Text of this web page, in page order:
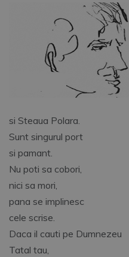
si Steaua Polara.
Sunt singurul port
si pamant.
Nu poti sa cobori,
nici sa mori,
pana se implinesc
cele scrise.
Daca il cauti pe Dumnezeu
Tatal tau,